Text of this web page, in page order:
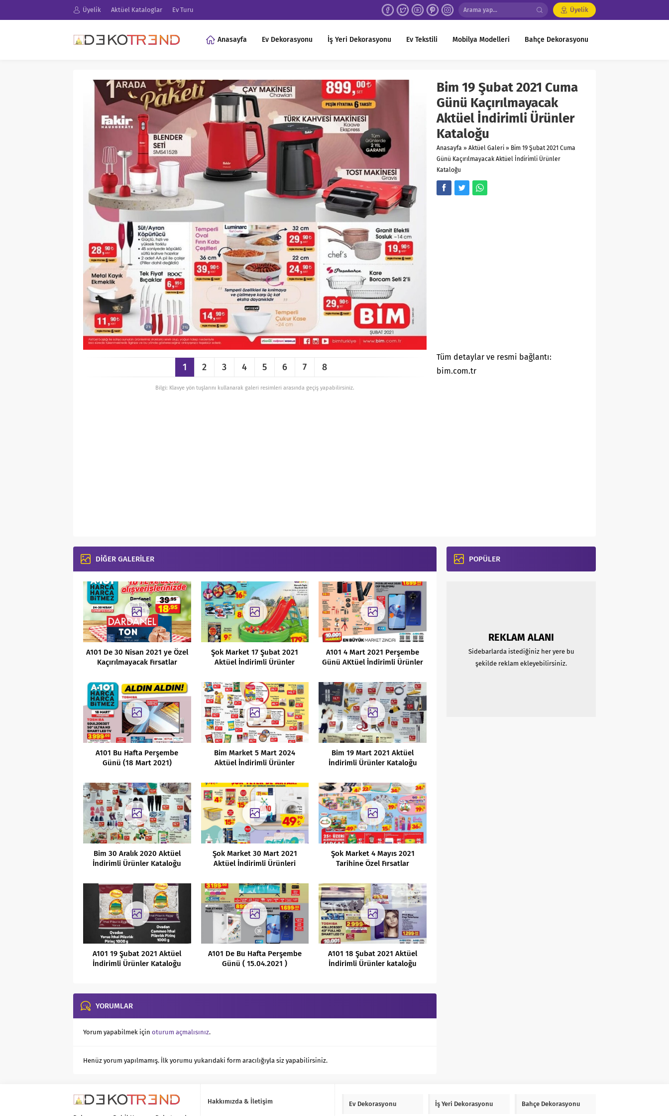
Üyelik Aktüel Kataloglar Ev Turu Üyelik
Anasayfa Ev Dekorasyonu İş Yeri Dekorasyonu Ev Tekstili Mobilya Modelleri Bahçe Dekorasyonu
1 2 3 4 5 6 7 8
Bilgi: Klavye yön tuşlarını kullanarak galeri resimleri arasında geçiş yapabilirsiniz.
Bim 19 Şubat 2021 Cuma
Günü Kaçırılmayacak
Aktüel İndirimli Ürünler
Kataloğu
Anasayfa » Aktüel Galeri » Bim 19 Şubat 2021 Cuma
Günü Kaçırılmayacak Aktüel İndirimli Ürünler
Kataloğu
Tüm detaylar ve resmi bağlantı:
bim.com.tr
DİĞER GALERİLER
A101 De 30 Nisan 2021 ye Özel
Kaçırılmayacak Fırsatlar
Şok Market 17 Şubat 2021
Aktüel İndirimli Ürünler
A101 4 Mart 2021 Perşembe
Günü AKtüel İndirimli Ürünler
A101 Bu Hafta Perşembe
Günü (18 Mart 2021)
Bim Market 5 Mart 2024
Aktüel İndirimli Ürünler
Bim 19 Mart 2021 Aktüel
İndirimli Ürünler Kataloğu
Bim 30 Aralık 2020 Aktüel
İndirimli Ürünler Kataloğu
Şok Market 30 Mart 2021
Aktüel İndirimli Ürünleri
Şok Market 4 Mayıs 2021
Tarihine Özel Fırsatlar
A101 19 Şubat 2021 Aktüel
İndirimli Ürünler Kataloğu
A101 De Bu Hafta Perşembe
Günü ( 15.04.2021 )
A101 18 Şubat 2021 Aktüel
İndirimli Ürünler kataloğu
YORUMLAR
Yorum yapabilmek için oturum açmalısınız.
Henüz yorum yapılmamış. İlk yorumu yukarıdaki form aracılığıyla siz yapabilirsiniz.
POPÜLER
REKLAM ALANI
Sidebarlarda istediğiniz her yere bu
şekilde reklam ekleyebilirsiniz.
Hakkımızda & İletişim Ev Dekorasyonu İş Yeri Dekorasyonu Bahçe Dekorasyonu